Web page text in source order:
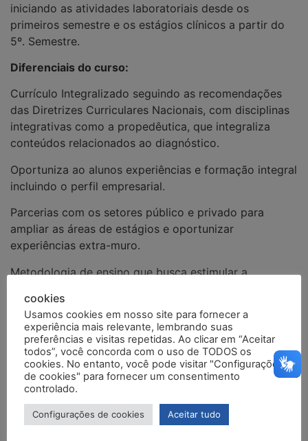
iniciando as atividades laboratoriais desde os
primeiros semestre e os estágios clínicos a partir do
5º. Semestre.
Diferenciais do curso:
Currículo Integralizado seguindo as recomendações
das Diretrizes Curriculares Nacionais, com disciplinas
integrativas como a propedêutica, que integraliza
conteúdos relacionados ao diagnóstico.
Oportuniza ao alunos experiências e formação integral
incluindo o perfil empresarial.
Parcerias com os setores público e privado para
ampliar as áreas de estágios e oportunizar
experiências extra-muro.
Metodologia de ensino que busca estimular a
equipe, a postura ética, colaborativa e compromissada
com as necessidades da sociedade.
Odontologia 9 Odontologia 10
cookies
Usamos cookies em nosso site para fornecer a
experiência mais relevante, lembrando suas
preferências e visitas repetidas. Ao clicar em “Aceitar
todos”, você concorda com o uso de TODOS os
cookies. No entanto, você pode visitar "Configurações
de cookies" para fornecer um consentimento
controlado.
Configurações de cookies Aceitar tudo